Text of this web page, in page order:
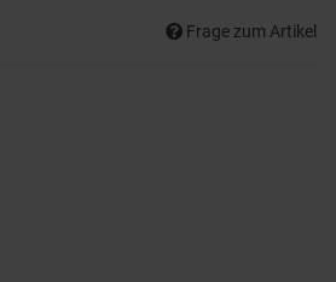
Frage zum Artikel